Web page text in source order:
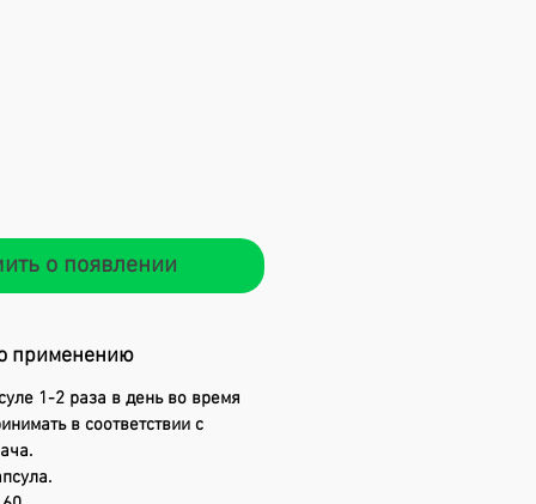
о появлении
применению
1-2 раза в день во время
в соответствии с